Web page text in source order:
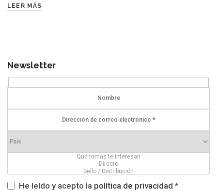
LEER MÁS
Newsletter
He leído y acepto la política de privacidad *